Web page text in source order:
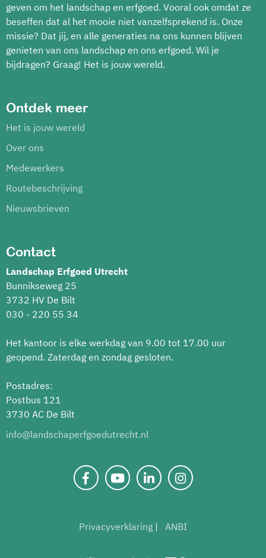
geven om het landschap en erfgoed. Vooral ook omdat ze
beseffen dat al het mooie niet vanzelfsprekend is. Onze
missie? Dat jij, en alle generaties na ons kunnen blijven
genieten van ons landschap en ons erfgoed. Wil je
bijdragen? Graag! Het is jouw wereld.
Ontdek meer
Het is jouw wereld
Over ons
Medewerkers
Routebeschrijving
Nieuwsbrieven
Contact
Landschap Erfgoed Utrecht
Bunnikseweg 25
3732 HV De Bilt
030 - 220 55 34
Het kantoor is elke werkdag van 9.00 tot 17.00 uur
geopend. Zaterdag en zondag gesloten.
Postadres:
Postbus 121
3730 AC De Bilt
info@landschaperfgoedutrecht.nl
Privacyverklaring ANBI